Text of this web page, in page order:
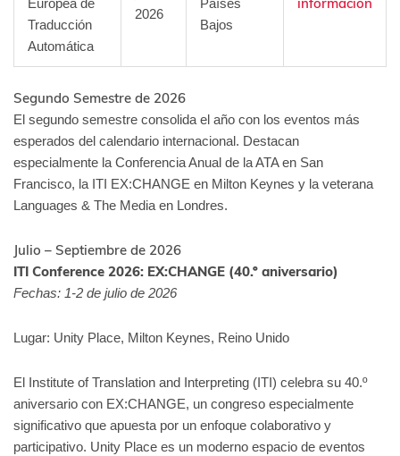
Europea de
Traducción
Automática
2026
Países
Bajos
Segundo Semestre de 2026
El segundo semestre consolida el año con los eventos más
esperados del calendario internacional. Destacan
especialmente la Conferencia Anual de la ATA en San
Francisco, la ITI EX:CHANGE en Milton Keynes y la veterana
Languages & The Media en Londres.
Julio – Septiembre de 2026
ITI Conference 2026: EX:CHANGE (40.º aniversario)
Fechas: 1-2 de julio de 2026
Lugar: Unity Place, Milton Keynes, Reino Unido
El Institute of Translation and Interpreting (ITI) celebra su 40.º
aniversario con EX:CHANGE, un congreso especialmente
significativo que apuesta por un enfoque colaborativo y
participativo. Unity Place es un moderno espacio de eventos